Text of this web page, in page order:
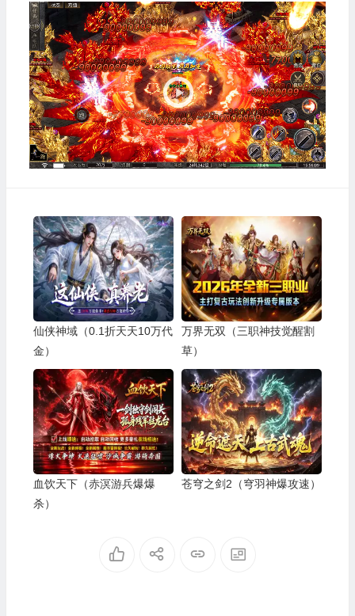
视
频
播
放
器
仙侠神域（0.1折天天10万代
金）
万界无双（三职神技觉醒割
草）
血饮天下（赤溟游兵爆爆
杀）
苍穹之剑2（穹羽神爆攻速）